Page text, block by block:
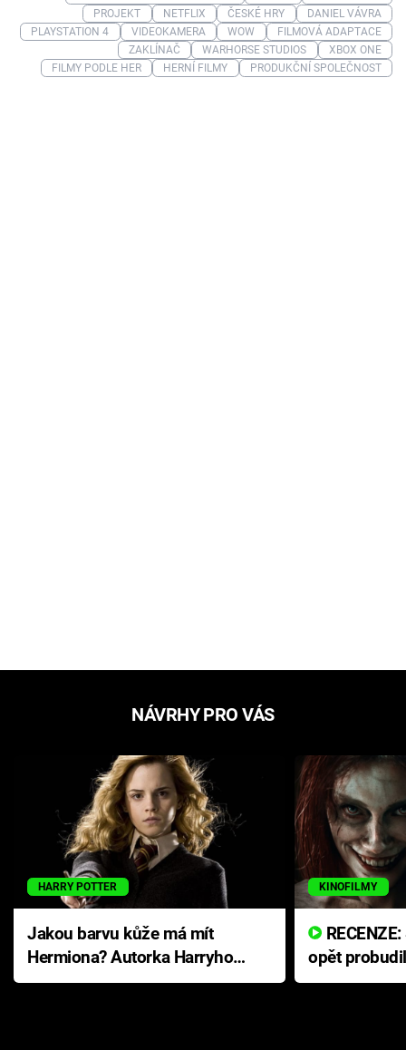
PROJEKT
NETFLIX ČESKÉ HRY
DANIEL VÁVRA
PLAYSTATION 4
VIDEOKAMERA WOW
FILMOVÁ ADAPTACE
ZAKLÍNAČ
WARHORSE STUDIOS
XBOX ONE
FILMY PODLE HER
HERNÍ FILMY PRODUKČNÍ SPOLEČNOST
NÁVRHY PRO VÁS
HARRY POTTER
Jakou barvu kůže má mít
Hermiona? Autorka Harryho
Pottera přišla s ráznou
KINOFILMY
opět
přichází s